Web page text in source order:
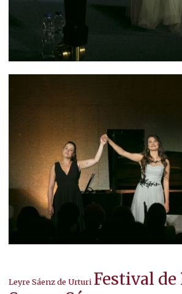
Leyre Sáenz de Urturi Festival de